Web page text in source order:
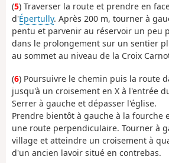
(5) Traverser la route et prendre en
d'Épertully. Après 200 m, tourner à
pentu et parvenir au réservoir un peu
dans le prolongement sur un sentier
au sommet au niveau de la Croix
(6) Poursuivre le chemin puis la route
jusqu'à un croisement en X à l'entrée
Serrer à gauche et dépasser l'église.
Prendre bientôt à gauche à la fourche
une route perpendiculaire. Tourner à
village et atteindre un croisement à
d'un ancien lavoir situé en contrebas.